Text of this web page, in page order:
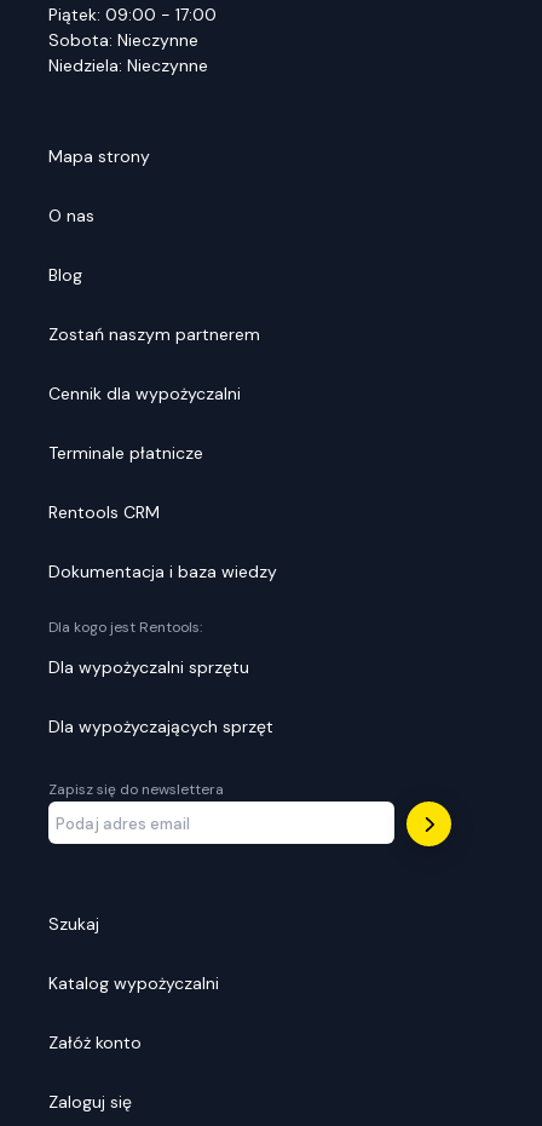
Piątek: 09:00 - 17:00
Sobota: Nieczynne
Niedziela: Nieczynne
Mapa strony
O nas
Blog
Zostań naszym partnerem
Cennik dla wypożyczalni
Terminale płatnicze
Rentools CRM
Dokumentacja i baza wiedzy
Dla kogo jest Rentools:
Dla wypożyczalni sprzętu
Dla wypożyczających sprzęt
Zapisz się do newslettera
Szukaj
Katalog wypożyczalni
Załóż konto
Zaloguj się